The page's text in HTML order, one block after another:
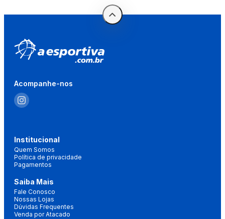
Acompanhe-nos
Institucional
Quem Somos
Política de privacidade
Pagamentos
Saiba Mais
Fale Conosco
Nossas Lojas
Dúvidas Frequentes
Venda por Atacado